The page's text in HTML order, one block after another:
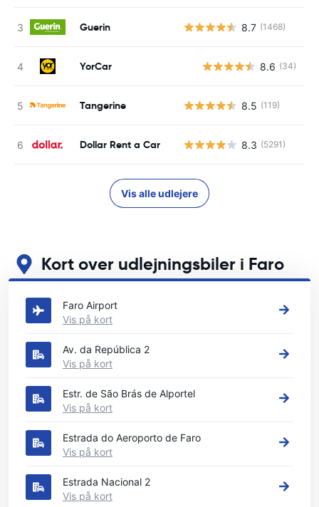
Guerin 8.7 (1468)
YorCar 8.6 (34)
Tangerine 8.5 (119)
Dollar Rent a Car 8.3 (5291)
Vis alle udlejere
Kort over udlejningsbiler i Faro
Se vores vigtigste biludlejningssteder i Faro
Faro Airport
Vis på kort
Av. da República 2
Vis på kort
Estr. de São Brás de Alportel
Vis på kort
Estrada do Aeroporto de Faro
Vis på kort
Estrada Nacional 2
Vis på kort